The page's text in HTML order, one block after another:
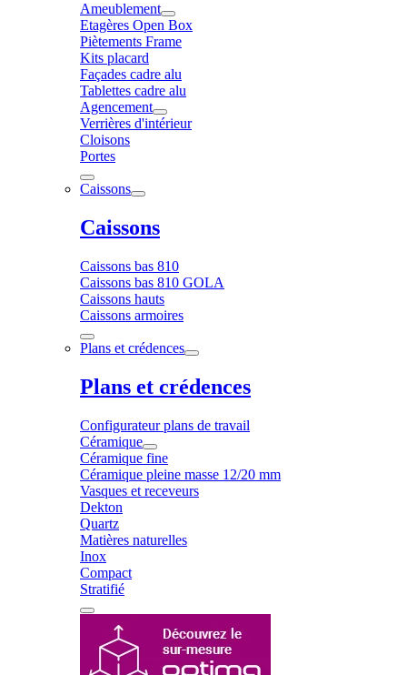
Ameublement
Etagères Open Box
Piètements Frame
Kits placard
Façades cadre alu
Tablettes cadre alu
Agencement
Verrières d'intérieur
Cloisons
Portes
Caissons
Caissons
Caissons bas 810
Caissons bas 810 GOLA
Caissons hauts
Caissons armoires
Plans et crédences
Plans et crédences
Configurateur plans de travail
Céramique
Céramique fine
Céramique pleine masse 12/20 mm
Vasques et receveurs
Dekton
Quartz
Matières naturelles
Inox
Compact
Stratifié